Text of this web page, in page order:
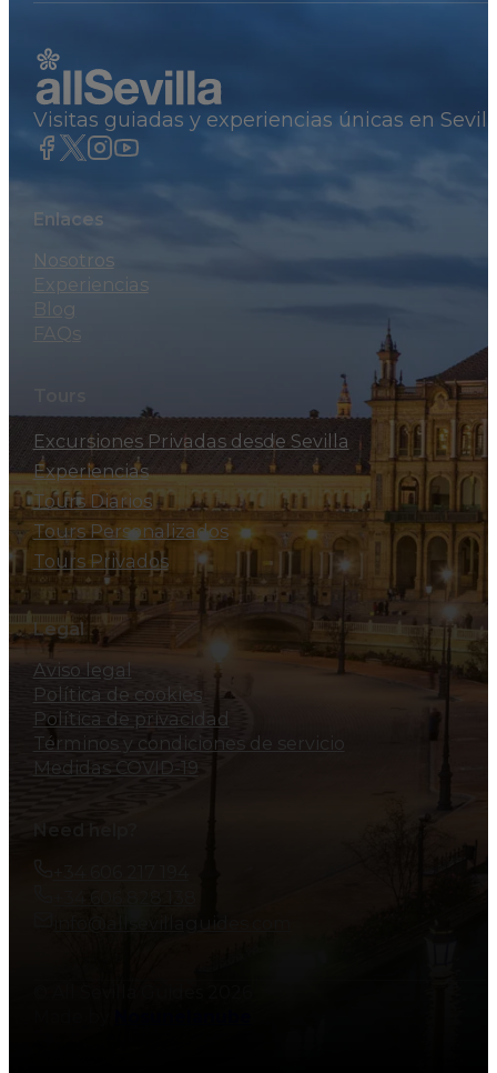
Visitas guiadas y experiencias únicas en
Enlaces
Nosotros
Experiencias
Blog
FAQs
Excursiones Privadas desde Sevilla
Experiencias
Tours Diarios
Tours Personalizados
Tours Privados
Legal
Aviso legal
Política de cookies
Política de privacidad
Términos y condiciones de servicio
Medidas COVID-19